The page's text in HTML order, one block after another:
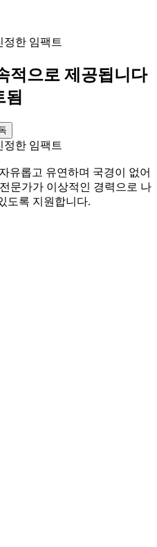
적으로 제공됩니다
됨
유롭고 유연하며 국경이 없어
문가가 이상적인 경력으로 나
도록 지원합니다.